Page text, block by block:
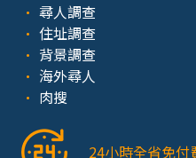
尋人調查
住址調查
背景調查
海外尋人
肉搜
24小時全省免付